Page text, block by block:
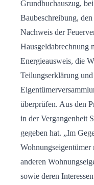
Grundbuchauszug,
Baubeschreibung,
Nachweis der
Hausgeldabrechnung
Energieausweis, die
Teilungserklärung
überprüfen. Aus den
in der Vergangenheit
gegeben hat. „Im
anderen
sowie deren